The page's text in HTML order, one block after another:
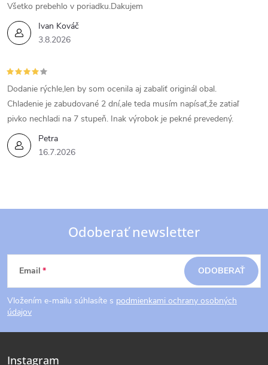
Ivan Kováč
3.8.2026
Všetko prebehlo v poriadku.Dakujem
Petra
16.7.2026
Dodanie rýchle,len by som ocenila aj zabaliť originál obal.
Chladenie je zabudované 2 dní,ale teda musím napísať,že zatiaľ
pivko nechladi na 7 stupeň. Inak výrobok je pekné prevedený.
Z
á
p
ä
Odoberať newsletter
Email
Vložením e-mailu súhlasíte s podmienkami ochrany osobných
údajov
ODOBERAŤ
Instagram